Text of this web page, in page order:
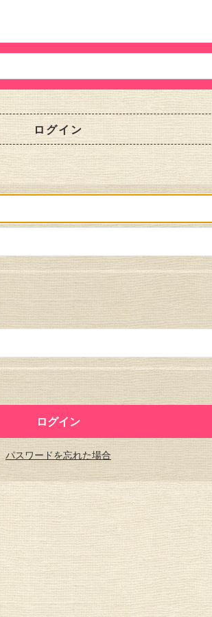
ログイン
パスワードを忘れた場合